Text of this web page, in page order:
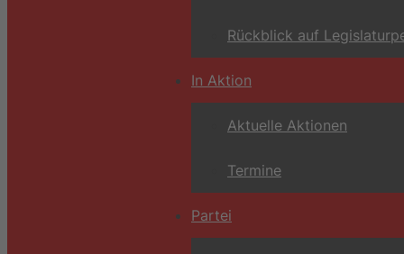
Rückblick auf
In Aktion
Aktuelle Aktionen
Termine
Partei